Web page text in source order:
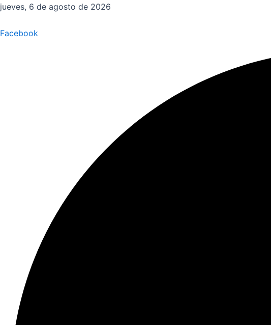
Ir
contenido
jueves, 6 de agosto de 2026
Facebook